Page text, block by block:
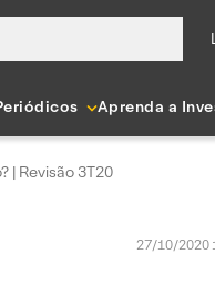
Aprenda a
| Revisão 3T20
27/10/2020